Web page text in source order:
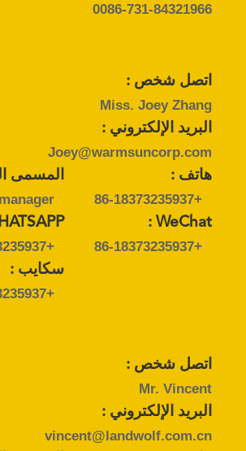
0086-731-84321966
اتصل شخص :
Miss. Joey Zhang
البريد الإلكتروني :
Joey@warmsuncorp.com
المسمى
هاتف :
+86-18373235937
:
+8618373235937
WeChat :
+86-18373235937
سكايب :
+86-18373235937
اتصل شخص :
Mr. Vincent
البريد الإلكتروني :
vincent@landwolf.com.cn